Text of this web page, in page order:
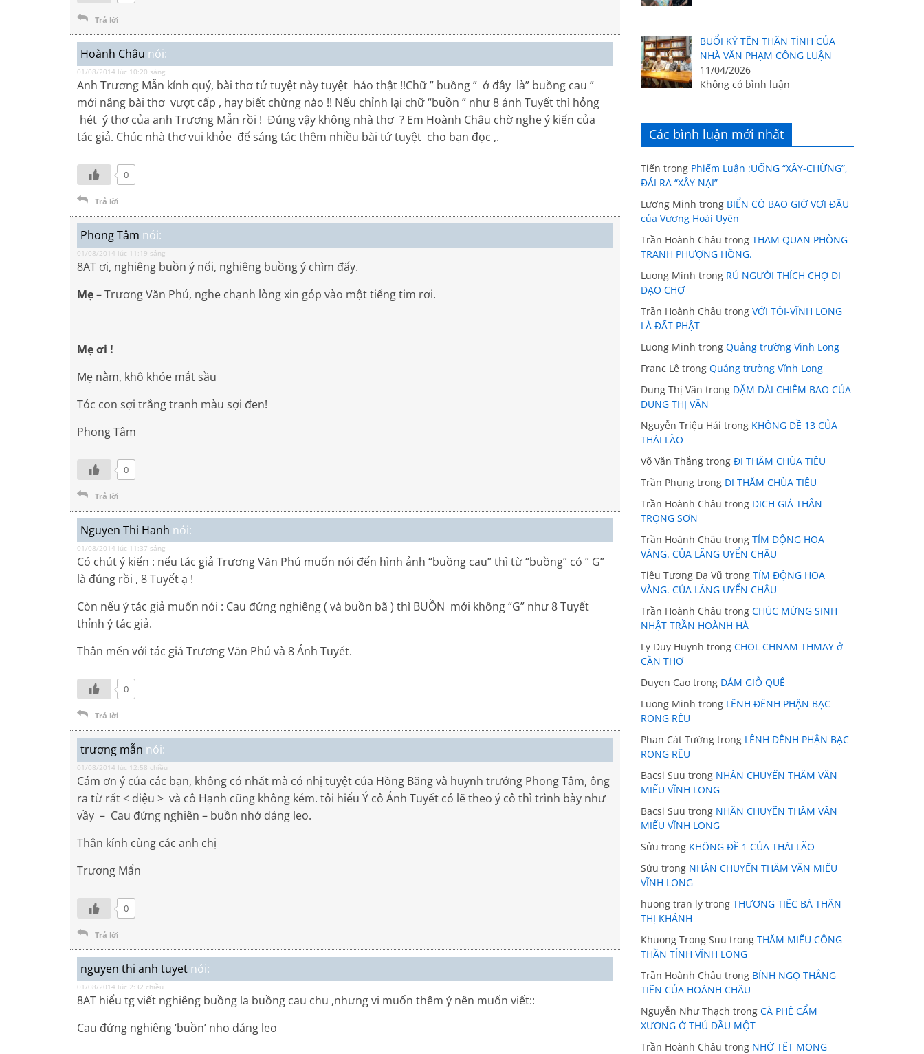
Trả lời
Hoành Châu nói:
01/08/2014 lúc 10:20 sáng
Anh Trương Mẫn kính quý, bài thơ tứ tuyệt này tuyệt hảo thật !!Chữ ” buồng ” ở đây là” buồng cau ”
mới nâng bài thơ vượt cấp , hay biết chừng nào !! Nếu chỉnh lại chữ “buồn ” như 8 ánh Tuyết thì hỏng
hét ý thơ của anh Trương Mẫn rồi ! Đúng vậy không nhà thơ ? Em Hoành Châu chờ nghe ý kiến của
tác giả. Chúc nhà thơ vui khỏe để sáng tác thêm nhiều bài tứ tuyệt cho bạn đọc ,.
0
Trả lời
Phong Tâm nói:
01/08/2014 lúc 11:19 sáng
8AT ơi, nghiêng buồn ý nổi, nghiêng buồng ý chìm đấy.
Mẹ– Trương Văn Phú, nghe chạnh lòng xin góp vào một tiếng tim rơi.
Mẹ ơi !
Mẹ nằm, khô khóe mắt sầu
Tóc con sợi trắng tranh màu sợi đen!
Phong Tâm
0
Trả lời
Nguyen Thi Hanh nói:
01/08/2014 lúc 11:37 sáng
Có chút ý kiến : nếu tác giả Trương Văn Phú muốn nói đến hình ảnh “buồng cau” thì từ “buồng” có ” G”
là đúng rồi , 8 Tuyết ạ !
Còn nếu ý tác giả muốn nói : Cau đứng nghiêng ( và buồn bã ) thì BUỒN mới không “G” như 8 Tuyết
thỉnh ý tác giả.
Thân mến với tác giả Trương Văn Phú và 8 Ánh Tuyết.
0
Trả lời
trương mẫn nói:
01/08/2014 lúc 12:58 chiều
Cám ơn ý của các bạn, không có nhất mà có nhị tuyệt của Hồng Băng và huynh trưởng Phong Tâm, ông
ra từ rất < diệu > và cô Hạnh cũng không kém. tôi hiểu Ý cô Ánh Tuyết có lẽ theo ý cô thì trình bày như
vầy – Cau đứng nghiên – buồn nhớ dáng leo.
Thân kính cùng các anh chị
Trương Mẩn
0
Trả lời
nguyen thi anh tuyet nói:
01/08/2014 lúc 2:32 chiều
8AT hiểu tg viết nghiêng buồng la buồng cau chu ,nhưng vi muốn thêm ý nên muốn viết::
Cau đứng nghiêng ‘buồn’ nho dáng leo
BUỔI KÝ TÊN THÂN TÌNH CỦA
NHÀ VĂN PHẠM CÔNG LUẬN
11/04/2026
Không có bình luận
Các bình luận mới nhất
Tiến trong Phiếm Luận :UỐNG “XÂY-CHỪNG”,
ĐÁI RA “XÂY NẠI”
Lương Minh trong BIỂN CÓ BAO GIỜ VƠI ĐÂU
của Vương Hoài Uyên
Trần Hoành Châu trong THAM QUAN PHÒNG
TRANH PHƯỢNG HỒNG.
Luong Minh trong RỦ NGƯỜI THÍCH CHỢ ĐI
DẠO CHỢ
Trần Hoành Châu trong VỚI TÔI-VĨNH LONG
LÀ ĐẤT PHẬT
Luong Minh trong Quảng trường Vĩnh Long
Franc Lê trong Quảng trường Vĩnh Long
Dung Thị Vân trong DẶM DÀI CHIÊM BAO CỦA
DUNG THỊ VÂN
Nguyễn Triệu Hải trong KHÔNG ĐỀ 13 CỦA
THÁI LÃO
Võ Văn Thắng trong ĐI THĂM CHÙA TIÊU
Trần Phụng trong ĐI THĂM CHÙA TIÊU
Trần Hoành Châu trong DICH GIẢ THÂN
TRỌNG SƠN
Trần Hoành Châu trong TÍM ĐỘNG HOA
VÀNG. CỦA LÃNG UYỂN CHÂU
Tiêu Tương Dạ Vũ trong TÍM ĐỘNG HOA
VÀNG. CỦA LÃNG UYỂN CHÂU
Trần Hoành Châu trong CHÚC MỪNG SINH
NHẬT TRẦN HOÀNH HÀ
Ly Duy Huynh trong CHOL CHNAM THMAY ở
CẦN THƠ
Duyen Cao trong ĐÁM GIỖ QUÊ
Luong Minh trong LÊNH ĐÊNH PHẬN BẠC
RONG RÊU
Phan Cát Tường trong LÊNH ĐÊNH PHẬN BẠC
RONG RÊU
Bacsi Suu trong NHÂN CHUYẾN THĂM VĂN
MIẾU VĨNH LONG
Bacsi Suu trong NHÂN CHUYẾN THĂM VĂN
MIẾU VĨNH LONG
Sửu trong KHÔNG ĐỀ 1 CỦA THÁI LÃO
Sửu trong NHÂN CHUYẾN THĂM VĂN MIẾU
VĨNH LONG
huong tran ly trong THƯƠNG TIẾC BÀ THÂN
THỊ KHÁNH
Khuong Trong Suu trong THĂM MIẾU CÔNG
THẦN TỈNH VĨNH LONG
Trần Hoành Châu trong BÍNH NGỌ THẲNG
TIẾN CỦA HOÀNH CHÂU
Nguyễn Như Thạch trong CÀ PHÊ CẨM
XƯƠNG Ở THỦ DẦU MỘT
Trần Hoành Châu trong NHỚ TẾT MONG